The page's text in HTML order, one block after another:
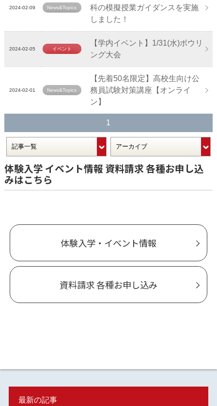
2024-02-09 News&Topics
科の模擬授業ガイダンスを実施
しました！
2024-02-05 イベント
【学内イベント】1/31(水)ボウリ
ング大会
2024-02-01 News&Topics
【先着50名限定】高校生向け公
務員試験対策講座【オンライ
ン】
1
体験入学 イベント情報 資料請求 各種お申し込
みはこちら
体験入学・イベント情報
資料請求 各種お申し込み
最新の記事